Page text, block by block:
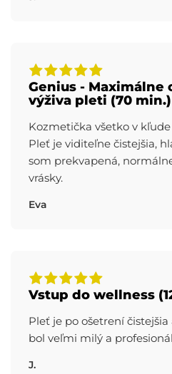
Genius - Maximálne
výživa pleti (70 min.)
Kozmetička všetko v
Pleť je viditeľne čistejšia,
som prekvapená,
vrásky.
Eva
Vstup do wellness
Pleť je po ošetrení čistejšia
bol veľmi milý a
J.